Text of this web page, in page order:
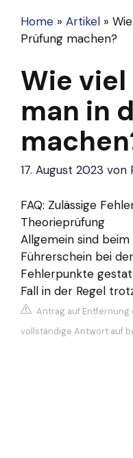
Home » Artikel »
Prüfung machen?
Wie
man in
17. August 2023 von
FAQ: Zulässige
Theorieprüfung
Allgemein sind
Führerschein bei
Fehlerpunkte
Fall in der Regel
Antrag auf Entfernung
vollständige Antwort auf